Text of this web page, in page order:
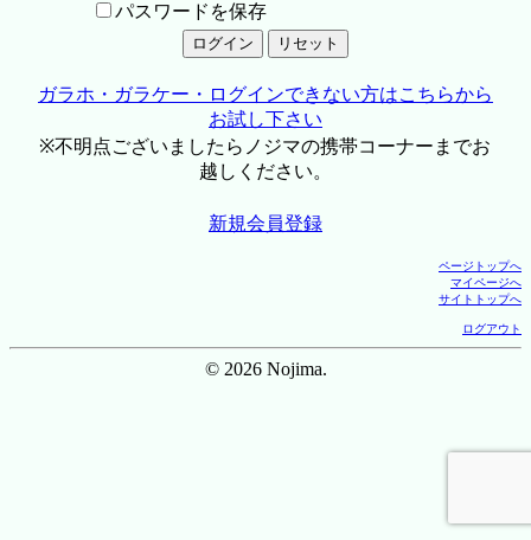
パスワードを保存
ガラホ・ガラケー・ログインできない方はこちらから
お試し下さい
※不明点ございましたらノジマの携帯コーナーまでお
越しください。
新規会員登録
ページトップへ
マイページへ
サイトトップへ
ログアウト
© 2026 Nojima.